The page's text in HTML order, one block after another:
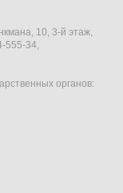
10, 3-й этаж,
555-34,
органов: